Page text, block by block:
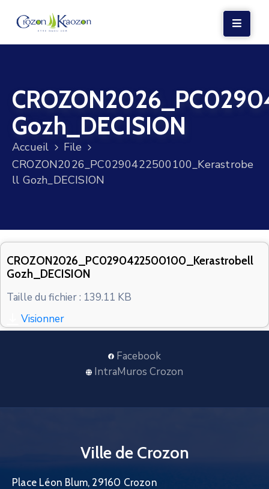
VIE
LOCALE
VIE
SOCIALE
TERRE
VOS
CONTACT
Gozh_DECISION
Accueil
File
CROZON2026_PC0290422500100_Kerastrobe
ll Gozh_DECISION
CROZON2026_PC0290422500100_Kerastrobell
Gozh_DECISION
Taille du fichier : 139.11 KB
Visionner
Facebook
IntraMuros Crozon
Ville de Crozon
Place Léon Blum, 29160 Crozon